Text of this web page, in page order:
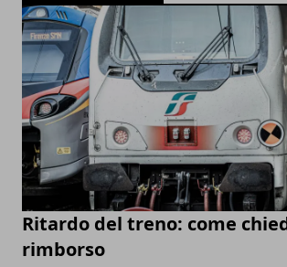
Ritardo del treno: come
rimborso